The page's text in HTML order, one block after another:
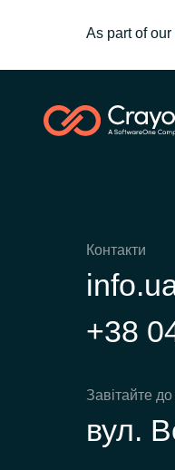
As part of
Контакти
+38
Завітайте
вул.